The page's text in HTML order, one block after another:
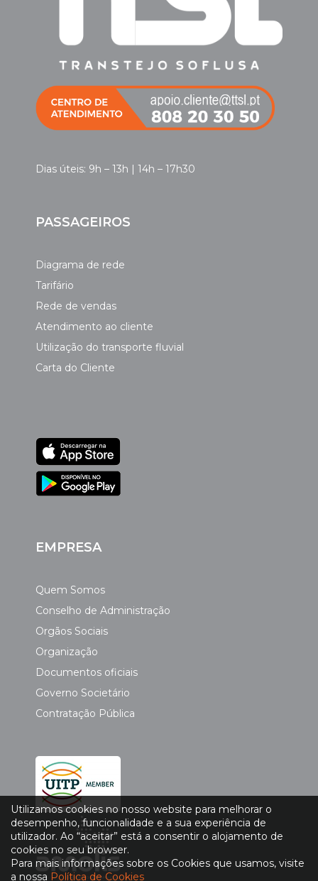
Dias úteis: 9h – 13h | 14h – 17h30
PASSAGEIROS
Diagrama de rede
Tarifário
Rede de vendas
Atendimento ao cliente
Utilização do transporte fluvial
Carta do Cliente
EMPRESA
Quem Somos
Conselho de Administração
Orgãos Sociais
Organização
Documentos oficiais
Governo Societário
Contratação Pública
Utilizamos cookies no nosso website para melhorar o
desempenho, funcionalidade e a sua experiência de
utilizador. Ao “aceitar” está a consentir o alojamento de
cookies no seu browser.
Para mais informações sobre os Cookies que usamos, visite
a nossa Política de Cookies